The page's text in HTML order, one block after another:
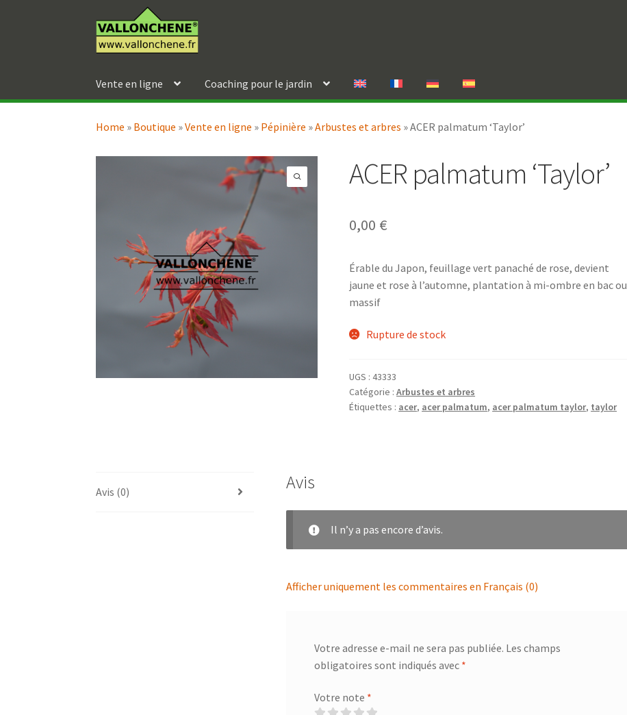
à
la
au
contenu
Vente en ligne Coaching pour le jardin
Home » Boutique »Vente en ligne » Pépinière »Arbustes et arbres »ACER palmatum ‘Taylor’
ACER palmatum ‘Taylor’
0,00 €
Érable du Japon, feuillage vert panaché de rose, devient
jaune et rose à l’automne, plantation à mi-ombre en bac ou
massif
Rupture de stock
UGS :43333
Catégorie :Arbustes et arbres
Étiquettes : acer, acer palmatum, acer palmatum taylor, taylor
Avis (0) Avis
Il n’y a pas encore d’avis.
Afficher uniquement les commentaires en Français (0)
Votre adresse e-mail ne sera pas publiée. Les champs
obligatoires sont indiqués avec *
Votre note *